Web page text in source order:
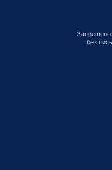
Запрещено
без